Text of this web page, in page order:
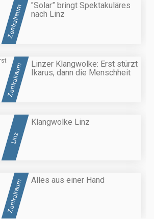
Zentralraum
"Solar” bringt Spektakuläres
nach Linz
Zentralraum
Linzer Klangwolke: Erst stürzt
Ikarus, dann die Menschheit
Linz
Klangwolke Linz
Zentralraum Alles aus einer Hand